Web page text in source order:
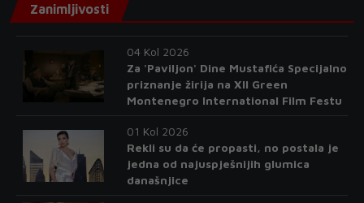
Zanimljivosti
04 Kol 2026
Za 'Paviljon' Dine Mustafića Specijalno
priznanje žirija na XII Green
Montenegro International Film Festu
01 Kol 2026
Rekli su da će propasti, no postala je
jedna od najuspješnijih glumica
današnjice